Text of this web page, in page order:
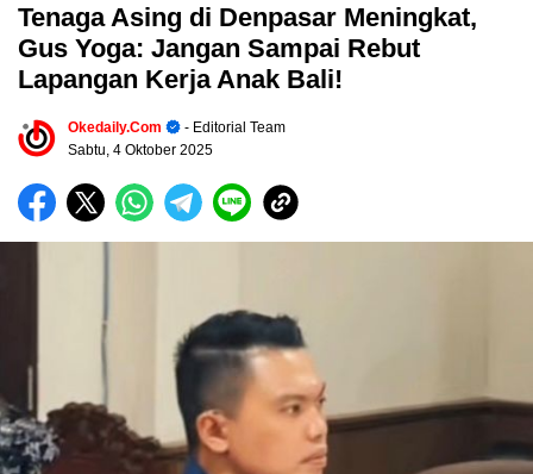
Tenaga Asing di Denpasar Meningkat,
Gus Yoga: Jangan Sampai Rebut
Lapangan Kerja Anak Bali!
Okedaily.com
- Editorial Team
Sabtu, 4 Oktober 2025